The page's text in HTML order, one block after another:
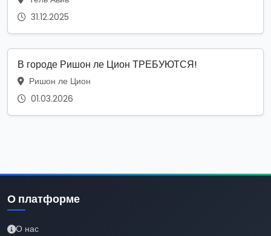
31.12.2025
В городе Ришон ле Цион ТРЕБУЮТСЯ!
Ришон ле Цион
01.03.2026
О платформе
О нас